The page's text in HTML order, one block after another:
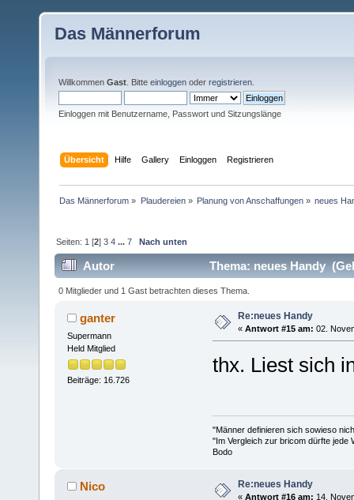
Das Männerforum
Willkommen Gast . Bitte einloggen oder registrieren
Einloggen mit Benutzername, Passwort und Sitzungslänge
Übersicht Hilfe Gallery Einloggen Registrieren
Das Männerforum » Plaudereien» Planung von Anschaffungen» neues
Seiten: 1 [2]3 4 ...7 Nach unten
Autor Thema: neues Handy
0 Mitglieder und 1 Gast betrachten dieses Thema.
ganter
Supermann
Held Mitglied
Beiträge: 16.726
Re:neues Handy
« Antwort #15 am: 02.
thx. Liest sich
"Männer definieren sich sowieso
"Im Vergleich zur bricom dürfte jede
Bodo
Nico Re:neues Handy
« Antwort #16 am: 14.